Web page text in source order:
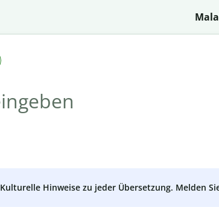
Kulturelle Hinweise zu jeder Übersetzung. Melden